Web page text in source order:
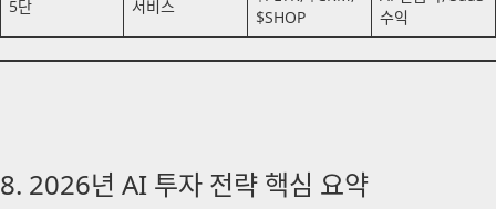
5단 서비스
$SHOP
수익
8. 2026년 AI 투자 전략 핵심 요약